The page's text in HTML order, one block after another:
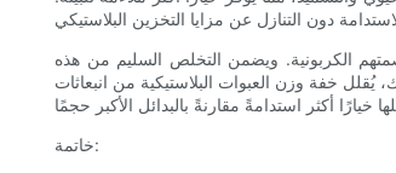
الكربونية. ويضمن التخلص السليم من هذه
يُقلل خفة وزن العبوات البلاستيكية من انبعاثات
خاتمة: